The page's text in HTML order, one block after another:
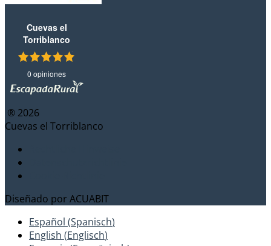
Cuevas el
Torriblanco
0 opiniones
® 2026
Cuevas el Torriblanco
Diseñado por ACUABIT
Español (Spanisch)
English (Englisch)